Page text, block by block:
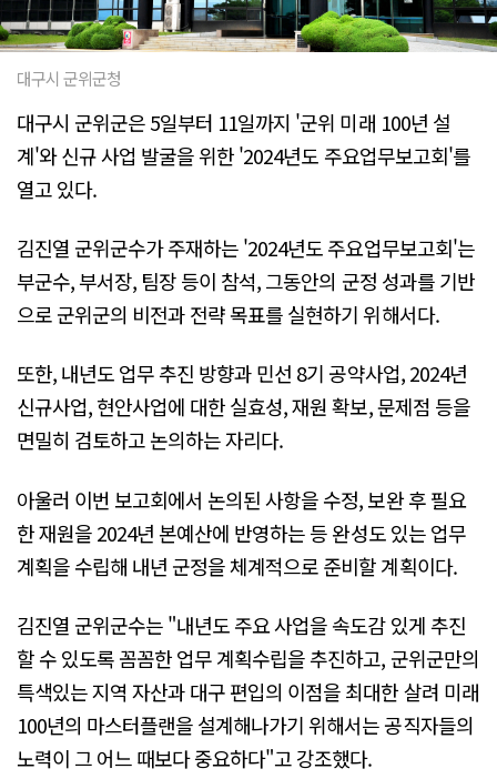
대구시 군위군청
대구시 군위군은 5일부터 11일까지 '군위 미래 100년 설
계'와 신규 사업 발굴을 위한 '2024년도 주요업무보고회'를
열고 있다.
김진열 군위군수가 주재하는 '2024년도 주요업무보고회'는
부군수, 부서장, 팀장 등이 참석, 그동안의 군정 성과를 기반
으로 군위군의 비전과 전략 목표를 실현하기 위해서다.
또한, 내년도 업무 추진 방향과 민선 8기 공약사업, 2024년
신규사업, 현안사업에 대한 실효성, 재원 확보, 문제점 등을
면밀히 검토하고 논의하는 자리다.
아울러 이번 보고회에서 논의된 사항을 수정, 보완 후 필요
한 재원을 2024년 본예산에 반영하는 등 완성도 있는 업무
계획을 수립해 내년 군정을 체계적으로 준비할 계획이다.
김진열 군위군수는 "내년도 주요 사업을 속도감 있게 추진
할 수 있도록 꼼꼼한 업무 계획수립을 추진하고, 군위군만의
특색있는 지역 자산과 대구 편입의 이점을 최대한 살려 미래
100년의 마스터플랜을 설계해나가기 위해서는 공직자들의
노력이 그 어느 때보다 중요하다"고 강조했다.